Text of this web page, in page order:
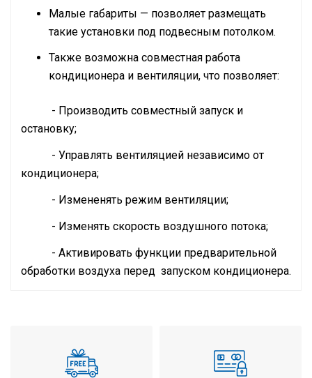
Малые габариты — позволяет размещать
такие установки под подвесным потолком.
Также возможна совместная работа
кондиционера и вентиляции, что позволяет:
- Производить совместный запуск и
остановку;
- Управлять вентиляцией независимо от
кондиционера;
- Измененять режим вентиляции;
- Изменять скорость воздушного потока;
- Активировать функции предварительной
обработки воздуха перед запуском кондиционера.
Теплопроизводительность
8,79 кВт
Минимальный уровень шума
37,5 дБ